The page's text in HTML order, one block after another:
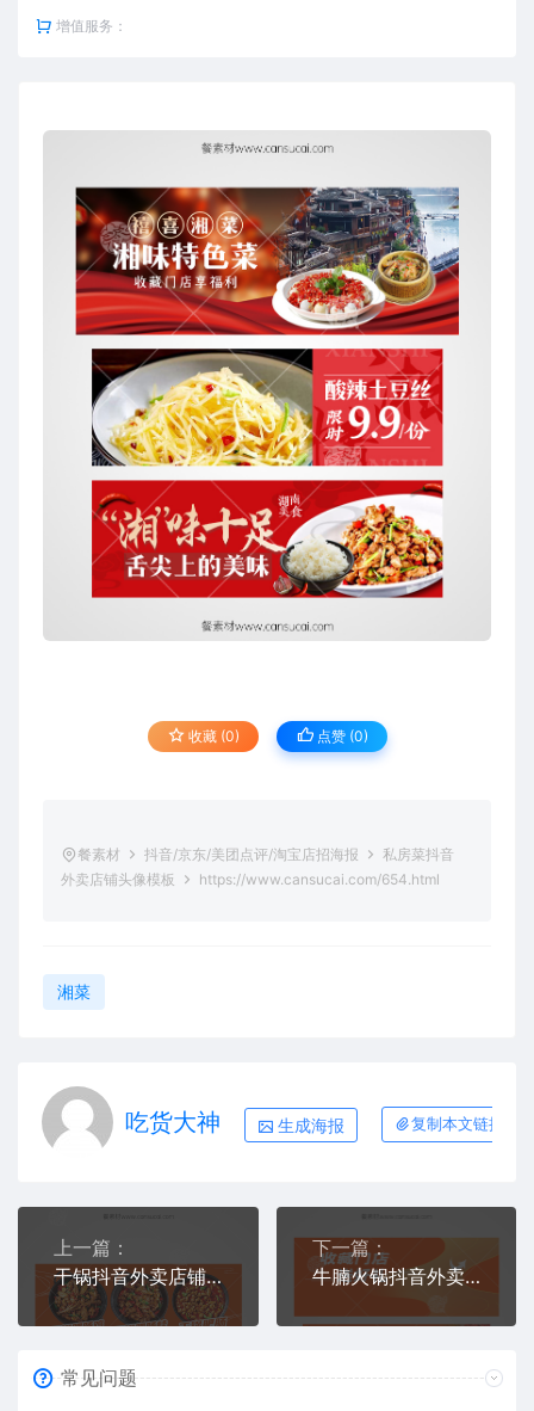
增值服务：
收藏 (0) 点赞 (0)
餐素材 抖音/京东/美团点评/淘宝店招海报
私房菜抖音
外卖店铺头像模板
https://www.cansucai.com/654.html
湘菜
吃货大神 生成海报 复制本文链接
上一篇：
干锅抖音外卖店铺装修素材
下一篇：
牛腩火锅抖音外卖店铺头像下载
常见问题